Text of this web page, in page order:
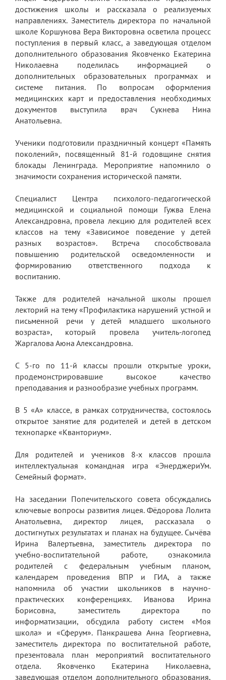
Экскурсии по лицею
Материально-техническая база
Платные образовательные услуги
История лицея
Документы
Антимонопольный комплаенс
Уставные документы
Локальные акты
Предписания органов надзора
Страница директора
Предписания органов надзора
Охрана труда
Обращение директора
Гостевая книга
Результаты самообследования
Финансово-хозяйственная деятельность
Реализация антикоррупционной
политики
Знак «За вклад в развитие лицея»
Учебный процесс
Начальная школа
Основная и старшая школа
Оценочные процедуры
ЕГЭ
Воспитательная работа
Патриотическое воспитание
Воспитательный отдел
Служба сопровождения
Спортивная жизнь
Органы ГОУО
Безопасность
Социальные партнеры
ОДОД
достижения школы и рассказала о реализуемых
направлениях. Заместитель директора по начальной
школе Коршунова Вера Викторовна осветила процесс
поступления в первый класс, а заведующая отделом
дополнительного образования Яковченко Екатерина
Николаевна поделилась информацией о
дополнительных образовательных программах и
системе питания. По вопросам оформления
медицинских карт и предоставления необходимых
документов выступила врач Сукнева Нина
Анатольевна.
Ученики подготовили праздничный концерт «Память
поколений», посвященный 81-й годовщине снятия
блокады Ленинграда. Мероприятие напомнило о
значимости сохранения исторической памяти.
Специалист Центра психолого-педагогической
медицинской и социальной помощи Гужва Елена
Александровна, провела лекцию для родителей всех
классов на тему «Зависимое поведение у детей
разных возрастов». Встреча способствовала
повышению родительской осведомленности и
формированию ответственного подхода к
воспитанию.
Также для родителей начальной школы прошел
лекторий на тему «Профилактика нарушений устной и
письменной речи у детей младшего школьного
возраста», который провела учитель-логопед
Жаргалова Аюна Александровна.
С 5-го по 11-й классы прошли открытые уроки,
продемонстрировавшие высокое качество
преподавания и разнообразие учебных программ.
В 5 «А» классе, в рамках сотрудничества, состоялось
открытое занятие для родителей и детей в детском
технопарке «Кванториум».
Для родителей и учеников 8-х классов прошла
интеллектуальная командная игра «ЭнерджериУм.
Семейный формат».
На заседании Попечительского совета обсуждались
ключевые вопросы развития лицея. Фёдорова Лолита
Анатольевна, директор лицея, рассказала о
достигнутых результатах и планах на будущее. Сычёва
Ирина Валертьевна, заместитель директора по
учебно-воспитательной работе, ознакомила
родителей с федеральным учебным планом,
календарем проведения ВПР и ГИА, а также
напомнила об участии школьников в научно-
практических конференциях. Иванова Ирина
Борисовна, заместитель директора по
информатизации, обсудила работу систем «Моя
школа» и «Сферум». Панкрашева Анна Георгиевна,
заместитель директора по воспитательной работе,
презентовала план мероприятий воспитательного
отдела. Яковченко Екатерина Николаевна,
заведующая отделом дополнительного образования,